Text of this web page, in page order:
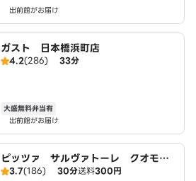
出前館がお届け
ガスト 日本橋浜町店
4.2(286) 33分
大盛無料弁当有
出前館がお届け
ピッツァ サルヴァトーレ クオモ
西大島店
3.7(186) 30分送料300円